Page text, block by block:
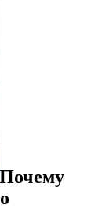
Почему